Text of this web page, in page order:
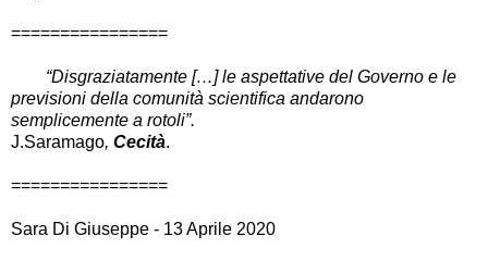
================
“Disgraziatamente […] le aspettative del Governo e le
previsioni della comunità scientifica andarono
semplicemente a rotoli”.
J.Saramago, Cecità.
================
Sara Di Giuseppe - 13 Aprile 2020